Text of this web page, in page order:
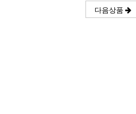
다음상품